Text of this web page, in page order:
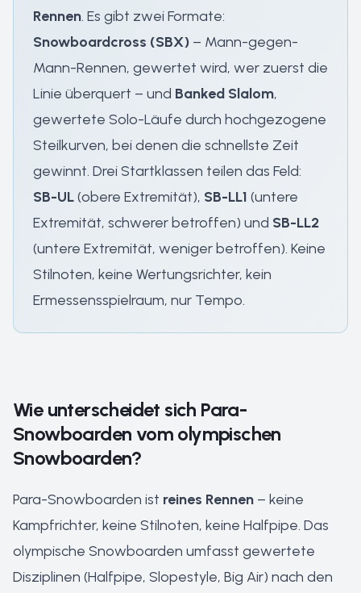
Rennen. Es gibt zwei Formate:
Snowboardcross (SBX) – Mann-gegen-
Mann-Rennen, gewertet wird, wer zuerst die
Linie überquert – und Banked Slalom,
gewertete Solo-Läufe durch hochgezogene
Steilkurven, bei denen die schnellste Zeit
gewinnt. Drei Startklassen teilen das Feld:
SB-UL(obere Extremität), SB-LL1 (untere
Extremität, schwerer betroffen) und SB-LL2
(untere Extremität, weniger betroffen). Keine
Stilnoten, keine Wertungsrichter, kein
Ermessensspielraum, nur Tempo.
Wie unterscheidet sich Para-
Snowboarden vom olympischen
Snowboarden?
Para-Snowboarden ist reines Rennen – keine
Kampfrichter, keine Stilnoten, keine Halfpipe. Das
olympische Snowboarden umfasst gewertete
Disziplinen (Halfpipe, Slopestyle, Big Air) nach den